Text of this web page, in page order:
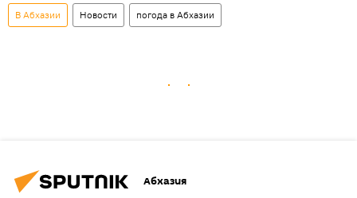
В Абхазии Новости погода в Абхазии
Абхазия